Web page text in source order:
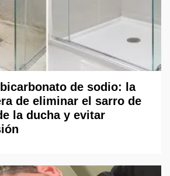
de sodio: la
de eliminar el sarro de
la ducha y evitar